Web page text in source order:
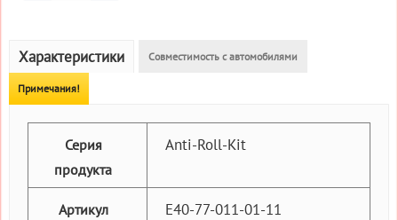
Характеристики Совместимость с автомобилями
Примечания!
Серия
продукта
Anti-Roll-Kit
Артикул E40-77-011-01-11